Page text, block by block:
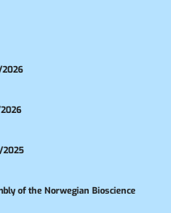
2026
2025
of the Norwegian Bioscience